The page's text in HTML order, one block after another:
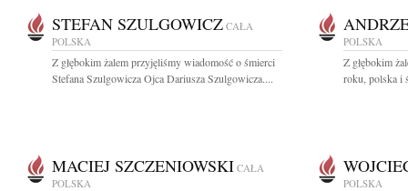
STEFAN SZULGOWICZ CAŁA
POLSKA
Z głębokim żalem przyjęliśmy wiadomość o śmierci
Stefana Szulgowicza Ojca Dariusza Szulgowicza....
POLSKA
Z głębokim
roku, polska i
MACIEJ SZCZENIOWSKI CAŁA
POLSKA
POLSKA